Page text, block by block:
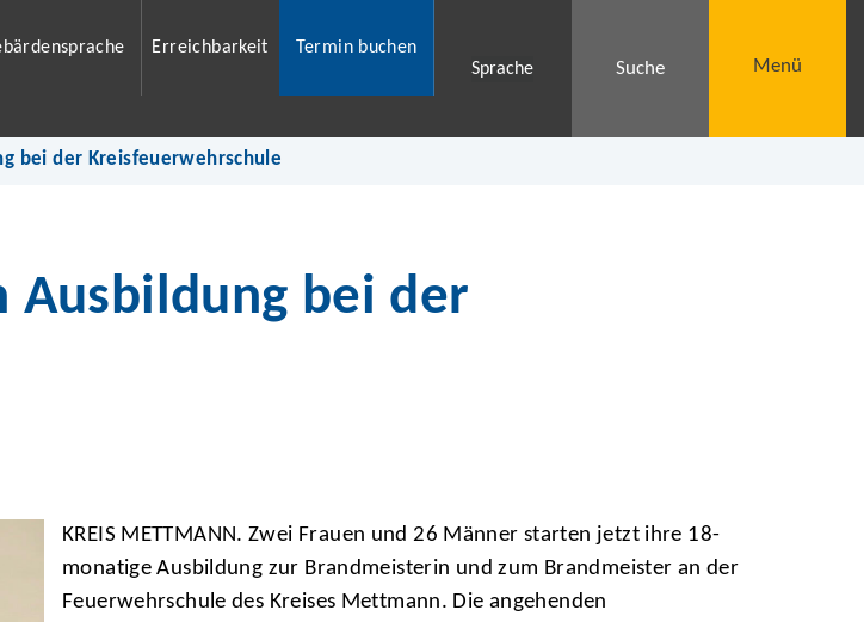
Erreichbarkeit
Termin buchen
Sprache
Suche Menü
bei der Kreisfeuerwehrschule
Ausbildung bei der
KREIS METTMANN. Zwei Frauen und 26 Männer starten jetzt ihre 18-
monatige Ausbildung zur Brandmeisterin und zum Brandmeister an der
Feuerwehrschule des Kreises Mettmann. Die angehenden